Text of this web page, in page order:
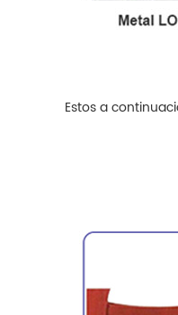
Estos a